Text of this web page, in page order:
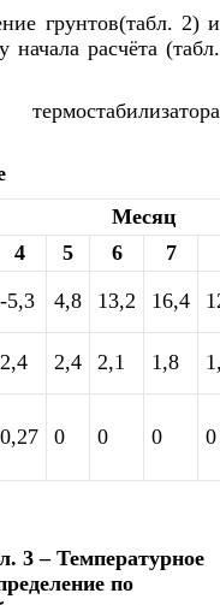
грунтов(табл. 2) и
начала расчёта (табл.
Месяц
4 5 6 7
-5,3 4,8 13,2 16,4
2,4 2,4 2,1 1,8
0,27 0 0 0 0
3 – Температурное
по